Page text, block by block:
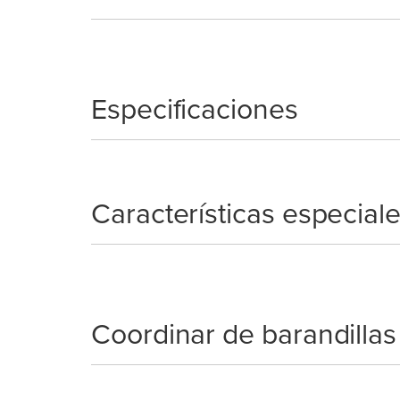
Especificaciones
Características
Coordinar de barandillas